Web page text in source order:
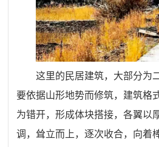
这里的民居建筑，大部分为
要依据山形地势而修筑，建筑格
为错开，形成体块搭接，各翼以
调，耸立而上，逐次收合，向着